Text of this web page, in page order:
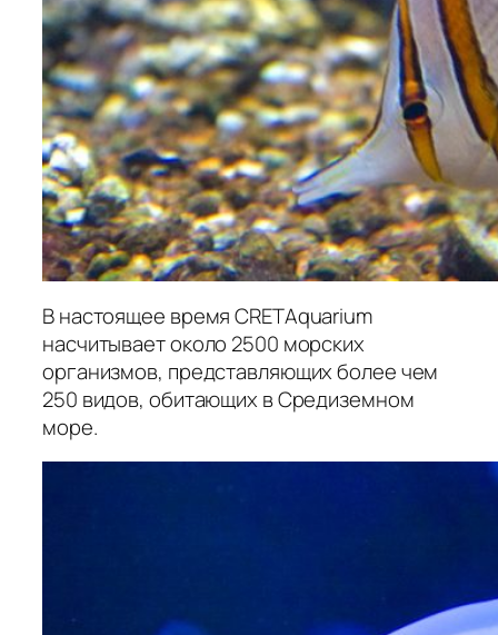
В настоящее время CRETAquarium
насчитывает около 2500 морских
организмов, представляющих более чем
250 видов, обитающих в Средиземном
море.